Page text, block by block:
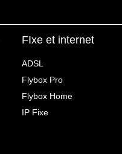
FIxe et internet
ADSL
Flybox Pro
Flybox Home
IP Fixe